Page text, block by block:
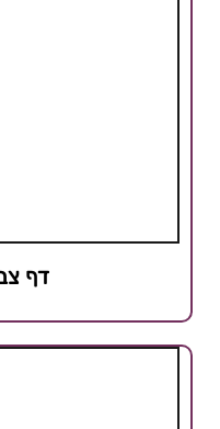
דף